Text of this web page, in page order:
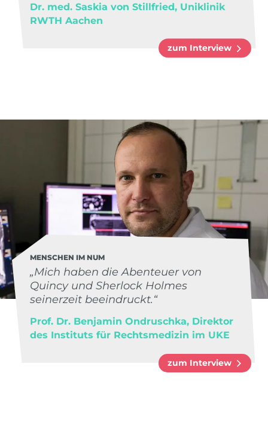
Dr. med. Saskia von Stillfried, Uniklinik
RWTH Aachen
zum Interview
MENSCHEN IM NUM
„Mich haben die Abenteuer von
Quincy und Sherlock Holmes
seinerzeit beeindruckt.“
Prof. Dr. Benjamin Ondruschka, Direktor
des Instituts für Rechtsmedizin im UKE
zum Interview